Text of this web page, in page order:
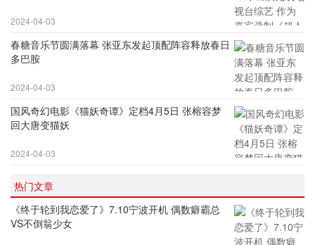
2024-04-03
春糖音乐节圆满落幕 张亚东发起顶配阵容释放春日
多巴胺
2024-04-03
国风奇幻电影《猫妖奇谭》定档4月5日 张榕容梦
回大唐变猫妖
2024-04-03
热门文章
《终于轮到我恋爱了》7.10宁波开机 偶数癖霸总
VS不倒翁少女